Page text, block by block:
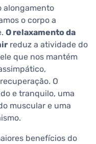
alongamento
o corpo a
O relaxamento da
reduz a atividade do
que nos mantém
O
e tranquilo, uma
muscular e uma
benefícios do